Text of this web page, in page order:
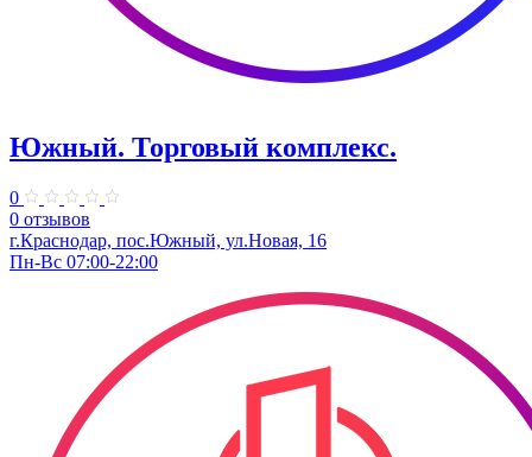
Южный. Торговый комплекс.
0
0 отзывов
г.Краснодар, пос.Южный, ул.Новая, 16
Пн-Вс 07:00-22:00